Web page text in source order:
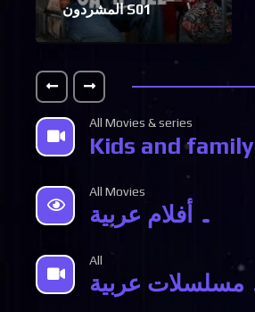
المشردون S01
All Movies & series
Kids and family
All Movies
أفلام عربية
All
مسلسلات عربية